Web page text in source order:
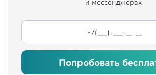
Попробовать